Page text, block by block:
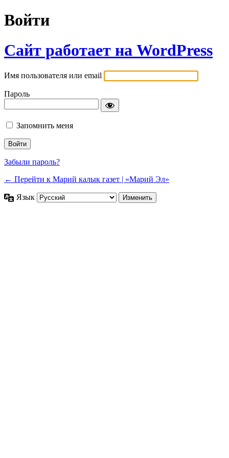
Войти
Сайт работает на WordPress
Имя пользователя или email
Пароль
Запомнить меня
Забыли пароль?
← Перейти к Марий калык газет | «Марий Эл»
Язык